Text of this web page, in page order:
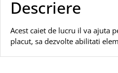
Descriere
Acest caiet de lucru il va ajuta
placut, sa dezvolte abilitati